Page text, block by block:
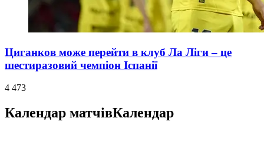
Циганков може перейти в клуб Ла Ліги – це
шестиразовий чемпіон Іспанії
4 473
Календар матчівКалендар